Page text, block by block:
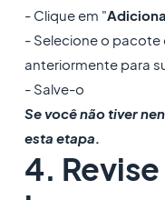
- Clique em "
- Selecione o
anteriormente para
- Salve-o
Se você não tiver
esta etapa.
4.